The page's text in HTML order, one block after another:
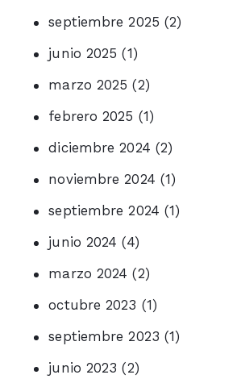
septiembre 2025 (2)
junio 2025 (1)
marzo 2025 (2)
febrero 2025 (1)
diciembre 2024 (2)
noviembre 2024 (1)
septiembre 2024 (1)
junio 2024 (4)
marzo 2024 (2)
octubre 2023 (1)
septiembre 2023 (1)
junio 2023 (2)